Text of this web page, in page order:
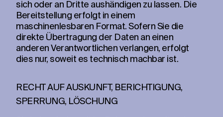
sich oder an Dritte aushändigen zu lassen. Die
Bereitstellung erfolgt in einem
maschinenlesbaren Format. Sofern Sie die
direkte Übertragung der Daten an einen
anderen Verantwortlichen verlangen, erfolgt
dies nur, soweit es technisch machbar ist.
RECHT AUF AUSKUNFT, BERICHTIGUNG,
SPERRUNG, LÖSCHUNG